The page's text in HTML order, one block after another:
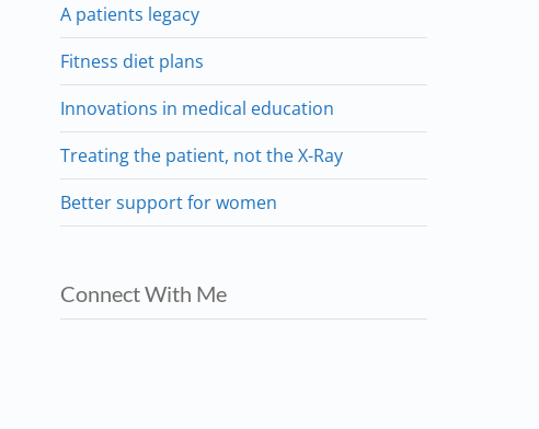
A patients legacy
Fitness diet plans
Innovations in medical education
Treating the patient, not the X-Ray
Better support for women
Connect With Me